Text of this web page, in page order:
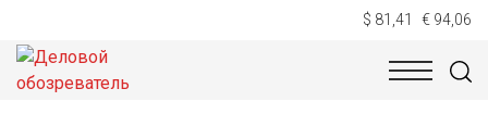
$ 81,41 € 94,06
НОВОСТИ